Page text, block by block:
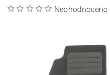
Neohodnoceno